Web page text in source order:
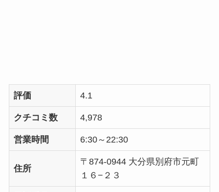
評価 4.1
クチコミ数 4,978
営業時間 6:30～22:30
住所
〒874-0944 大分県別府市元町
１６−２３